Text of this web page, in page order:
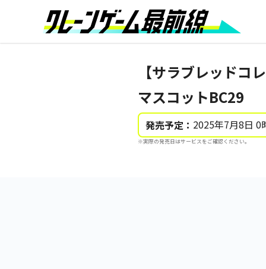
【サラブレッドコ
マスコットBC29
発売予定： 2025年7月8日 0
※実際の発売日はサービスをご確認ください。